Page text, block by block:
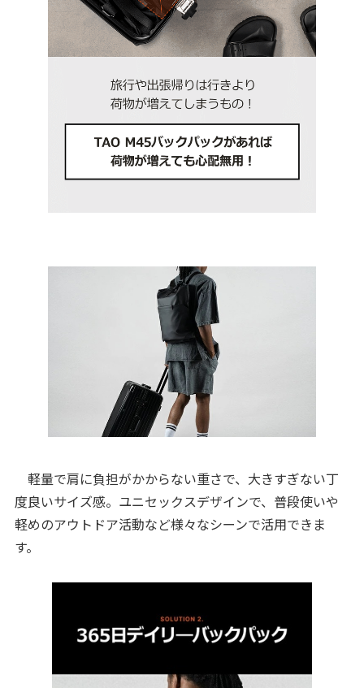
軽量で肩に負担がかからない重さで、大きすぎない丁
度良いサイズ感。ユニセックスデザインで、普段使いや
軽めのアウトドア活動など様々なシーンで活用できま
す。